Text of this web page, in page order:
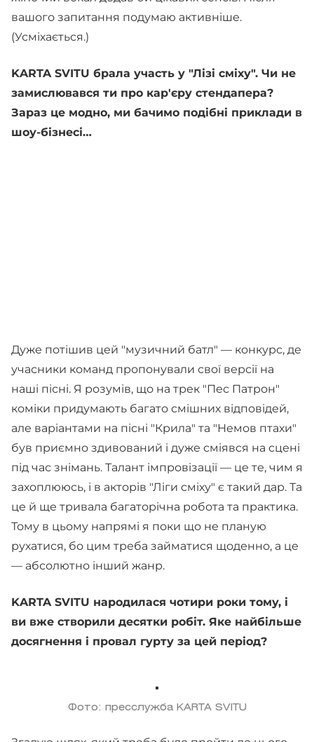
вашого запитання подумаю активніше.
(Усміхається.)
KARTA SVITU брала участь у "Лізі сміху". Чи не
замислювався ти про кар'єру стендапера?
Зараз це модно, ми бачимо подібні приклади в
шоу-бізнесі…
Дуже потішив цей "музичний батл" — конкурс, де
учасники команд пропонували свої версії на
наші пісні. Я розумів, що на трек "Пес Патрон"
коміки придумають багато смішних відповідей,
але варіантами на пісні "Крила" та "Немов птахи"
був приємно здивований і дуже сміявся на сцені
під час знімань. Талант імпровізації — це те, чим я
захоплююсь, і в акторів "Ліги сміху" є такий дар. Та
це й ще тривала багаторічна робота та практика.
Тому в цьому напрямі я поки що не планую
рухатися, бо цим треба займатися щоденно, а це
— абсолютно інший жанр.
KARTA SVITU народилася чотири роки тому, і
ви вже створили десятки робіт. Яке найбільше
досягнення і провал гурту за цей період?
Фото: пресслужба KARTA SVITU